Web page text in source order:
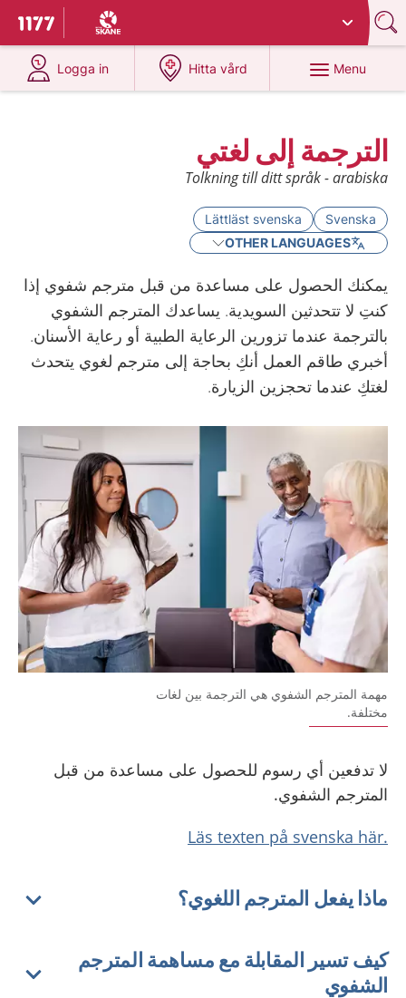
To start page for 1177
Du har valt region
Logga in
at 1177.se
Hitta vård
at 1177.se
Menu
الترجمة إلى لغتي
Tolkning till ditt språk - arabiska
Svenska
Lättläst svenska
OTHER LANGUAGES
يمكنك الحصول على مساعدة من قبل مترجم شفوي إذا
كنتِ لا تتحدثين السويدية. يساعدك المترجم الشفوي
بالترجمة عندما تزورين الرعاية الطبية أو رعاية الأسنان.
أخبري طاقم العمل أنكِ بحاجة إلى مترجم لغوي يتحدث
لغتكِ عندما تحجزين الزيارة.
مهمة المترجم الشفوي هي الترجمة بين لغات
مختلفة.
لا تدفعين أي رسوم للحصول على مساعدة من قبل
المترجم الشفوي.
.Läs texten på svenska här
ماذا يفعل المترجم اللغوي؟
كيف تسير المقابلة مع مساهمة المترجم
الشفوي